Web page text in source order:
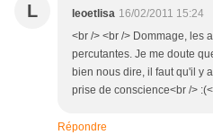
L leoetlisa 16/02/2011 15:24
<br /> <br /> Dommage, les
percutantes. Je me doute
bien nous dire, il faut qu'il y
prise de conscience<br />
Répondre